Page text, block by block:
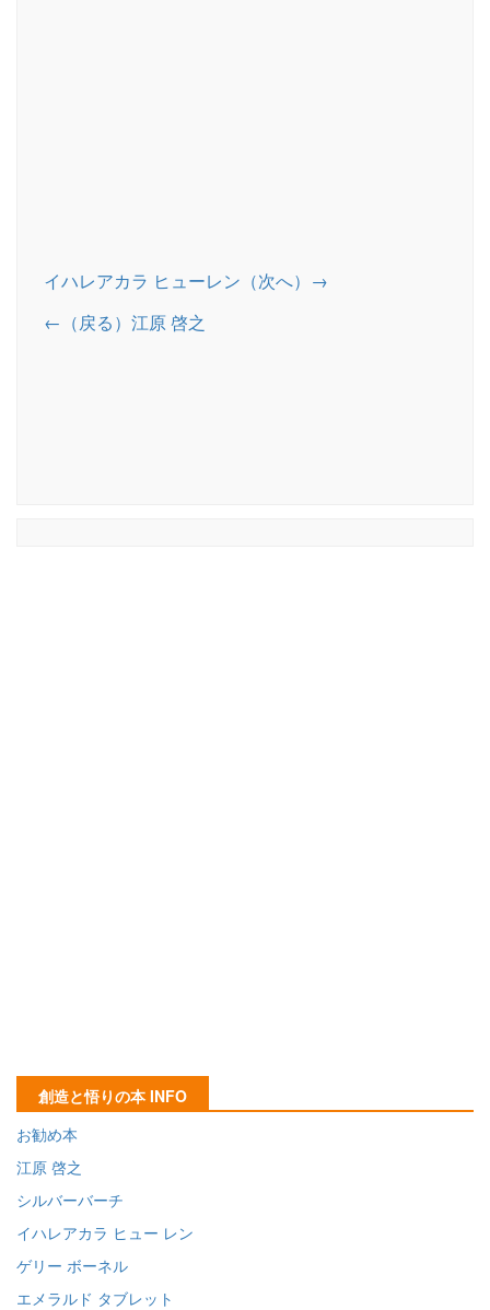
イハレアカラ ヒューレン（次へ）→
←（戻る）江原 啓之
創造と悟りの本 INFO
お勧め本
江原 啓之
シルバーバーチ
イハレアカラ ヒュー レン
ゲリー ボーネル
エメラルド タブレット